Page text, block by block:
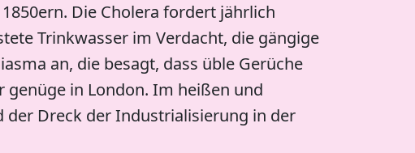
Die Cholera fordert jährlich
Trinkwasser im Verdacht, die gängige
an, die besagt, dass üble Gerüche
in London. Im heißen und
der Dreck der Industrialisierung in der